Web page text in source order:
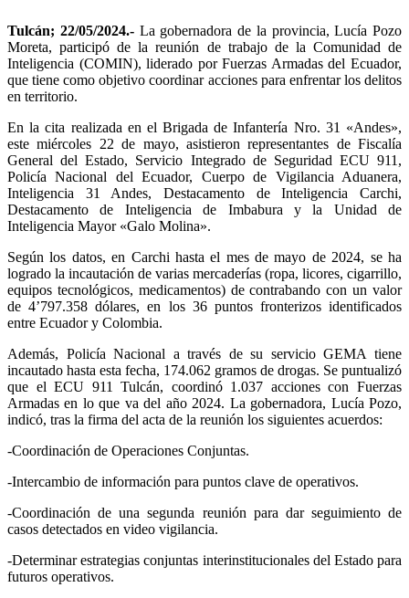
Tulcán; 22/05/2024.-La gobernadora de la provincia, Lucía Pozo
Moreta, participó de la reunión de trabajo de la Comunidad de
Inteligencia (COMIN), liderado por Fuerzas Armadas del Ecuador,
que tiene como objetivo coordinar acciones para enfrentar los delitos
en territorio.
En la cita realizada en el Brigada de Infantería Nro. 31 «Andes»,
este miércoles 22 de mayo, asistieron representantes de Fiscalía
General del Estado, Servicio Integrado de Seguridad ECU 911,
Policía Nacional del Ecuador, Cuerpo de Vigilancia Aduanera,
Inteligencia 31 Andes, Destacamento de Inteligencia Carchi,
Destacamento de Inteligencia de Imbabura y la Unidad de
Inteligencia Mayor «Galo Molina».
Según los datos, en Carchi hasta el mes de mayo de 2024, se ha
logrado la incautación de varias mercaderías (ropa, licores, cigarrillo,
equipos tecnológicos, medicamentos) de contrabando con un valor
de 4’797.358 dólares, en los 36 puntos fronterizos identificados
entre Ecuador y Colombia.
Además, Policía Nacional a través de su servicio GEMA tiene
incautado hasta esta fecha, 174.062 gramos de drogas. Se puntualizó
que el ECU 911 Tulcán, coordinó 1.037 acciones con Fuerzas
Armadas en lo que va del año 2024. La gobernadora, Lucía Pozo,
indicó, tras la firma del acta de la reunión los siguientes acuerdos:
-Coordinación de Operaciones Conjuntas.
-Intercambio de información para puntos clave de operativos.
-Coordinación de una segunda reunión para dar seguimiento de
casos detectados en video vigilancia.
-Determinar estrategias conjuntas interinstitucionales del Estado para
futuros operativos.